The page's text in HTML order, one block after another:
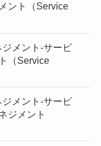
ント（Service
メント-サービ
（Service
メント-サービ
ジメント